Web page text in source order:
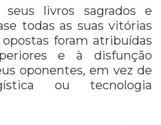
seus livros sagrados e
todas as suas vitórias
foram atribuídas
e à disfunção
oponentes, em vez de
ou tecnologia